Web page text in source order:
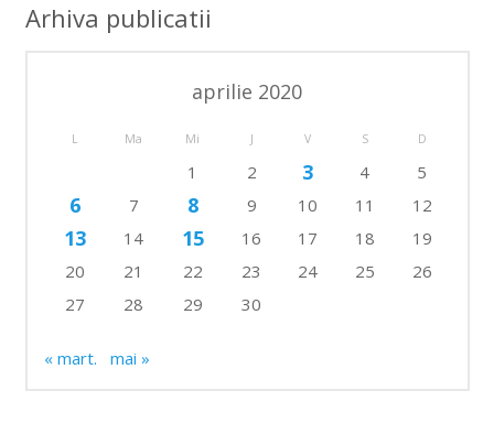
Arhiva publicatii
aprilie 2020
L Ma Mi J V S D
1 2 3 4 5
6 7 8 9 10 11 12
13 14 15 16 17 18
19
20
21 22 23 24 25
26
27
28 29 30
« mart. mai »